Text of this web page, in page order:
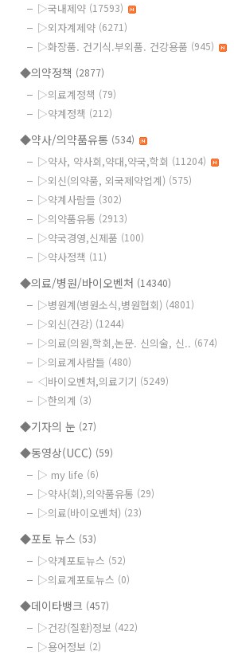
▷국내제약 (17593)
▷외자계제약 (6271)
▷화장품. 건기식.부외품. 건강용품 (945)
◆의약정책 (2877)
▷의료계정책 (79)
▷약계정책 (212)
◆약사/의약품유통 (534)
▷약사, 약사회,약대,약국,학회 (11204)
▷외신(의약품, 외국제약업계) (575)
▷약계사람들 (302)
▷의약품유통 (2913)
▷약국경영,신제품 (100)
▷약사정책 (11)
◆의료/병원/바이오벤처 (14340)
▷병원계(병원소식,병원협회) (4801)
▷외신(건강) (1244)
▷의료(의원,학회,논문. 신의술, 신.. (674)
▷의료계사람들 (480)
◁바이오벤처,의료기기 (5249)
▷한의계 (3)
◆기자의 눈 (27)
◆동영상(UCC) (59)
▷ my life (6)
▷약사(회),의약품유통 (29)
▷의료(바이오벤처) (23)
◆포토 뉴스 (53)
▷약계포토뉴스 (52)
▷의료계포토뉴스 (0)
◆데이타뱅크 (457)
▷건강(질환)정보 (422)
▷용어정보 (2)